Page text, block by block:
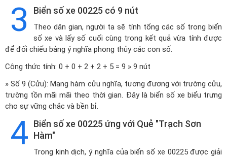
3 Biển số xe 00225 có 9 nút
Theo dân gian, người ta sẽ tính tổng các số trong biển
số xe và lấy số cuối cùng trong kết quả vừa tính được
để đối chiếu bảng ý nghĩa phong thủy các con số.
Công thức tính: 0 + 0 + 2 + 2 + 5 = 9 » 9 nút
» Số 9 (Cửu): Mang hàm cửu nghĩa, tương đương với trường cửu,
trường tồn mãi mãi theo thời gian. Đây là biển số xe biểu trưng
cho sự vững chắc và bền bỉ.
4 Biển số xe 00225 ứng với Quẻ "Trạch Sơn
Hàm"
Trong kinh dịch, ý nghĩa của biển số xe 00225 được giải